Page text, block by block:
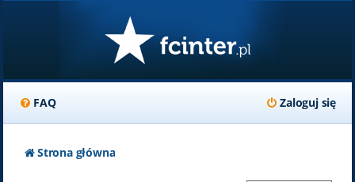
FAQ Zaloguj się
Strona główna